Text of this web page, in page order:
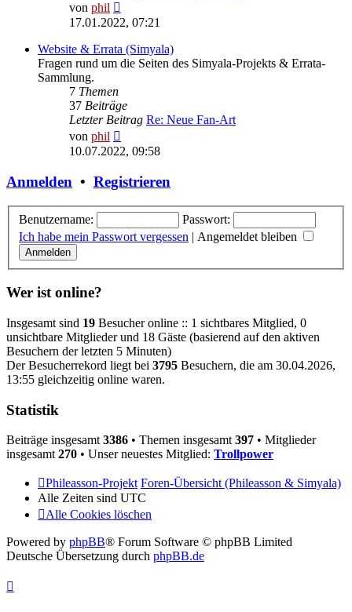
von phil
Beitrag
17.01.2022, 07:21
Website & Errata (Simyala)
Fragen rund um die Seiten des Simyala-Projekts & Errata-
Sammlung.
7 Themen
37 Beiträge
Letzter Beitrag Re: Neue Fan-Art
von phil
Beitrag
10.07.2022, 09:58
Anmelden • Registrieren
Benutzername:
Passwort:
Ich habe mein Passwort vergessen | Angemeldet bleiben
Wer ist online?
Insgesamt sind 19 Besucher online :: 1 sichtbares Mitglied, 0
unsichtbare Mitglieder und 18 Gäste (basierend auf den aktiven
Besuchern der letzten 5 Minuten)
Der Besucherrekord liegt bei 3795 Besuchern, die am 30.04.2026,
13:55 gleichzeitig online waren.
Statistik
Beiträge insgesamt 3386 • Themen insgesamt 397 • Mitglieder
insgesamt 270 • Unser neuestes Mitglied: Trollpower
Phileasson-Projekt Foren-Übersicht (Phileasson & Simyala)
Alle Zeiten sind UTC
Alle Cookies löschen
Powered by phpBB® Forum Software © phpBB Limited
Deutsche Übersetzung durch phpBB.de